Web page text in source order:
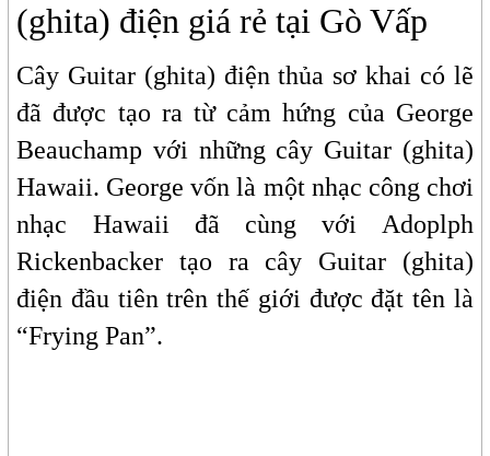
(ghita) điện giá rẻ tại Gò Vấp
Cây Guitar (ghita) điện thủa sơ khai có lẽ
đã được tạo ra từ cảm hứng của George
Beauchamp với những cây Guitar (ghita)
Hawaii. George vốn là một nhạc công chơi
nhạc Hawaii đã cùng với Adoplph
Rickenbacker tạo ra cây Guitar (ghita)
điện đầu tiên trên thế giới được đặt tên là
“Frying Pan”.